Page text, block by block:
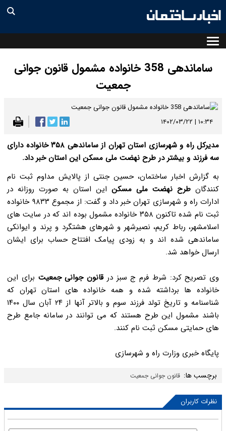
ساماندهی 358 خانواده مشمول قانون جوانی
جمعیت
۱۰:۳۴ | ۱۴۰۲/۰۳/۲۲
مدیرکل راه و شهرسازی استان تهران از ساماندهی ۳۵۸ خانواده دارای
سه فرزند و بیشتر در طرح نهضت ملی مسکن این استان خبر داد.
به گزارش اخبار ساختمان، حسین جنتی از پالایش مداوم ثبت نام
کنندگان طرح نهضت ملی مسکن این استان به صورت روزانه در
ادارات راه و شهرسازی تهران خبر داد و گفت: از مجموع ۹۸۳۳ خانواده
ثبت نام شده تاکنون ۳۵۸ خانواده مشمول بوده اند که در سایت های
اسلامشهر، رباط کریم، نصیرشهر و شهرهای هشتگرد و پرند و ایوانکی
ساماندهی شده اند و به زودی پیامک افتتاح حساب برای ایشان
ارسال خواهد شد.
وی تصریح کرد: شرط فرم ج سبز درقانون جوانی جمعیت برای این
خانواده ها برداشته شده و همه خانواده های استان تهران که
شناسنامه و تاریخ تولد فرزند سوم و بالاتر آنها از ۲۴ آبان سال ۱۴۰۰
باشند مشمول این طرح هستند که می توانند در سامانه جامع طرح
های حمایتی مسکن ثبت نام کنند.
پایگاه خبری وزارت راه و شهرسازی
برچسب ها: قانون جوانی جمعیت
نظرات کاربران